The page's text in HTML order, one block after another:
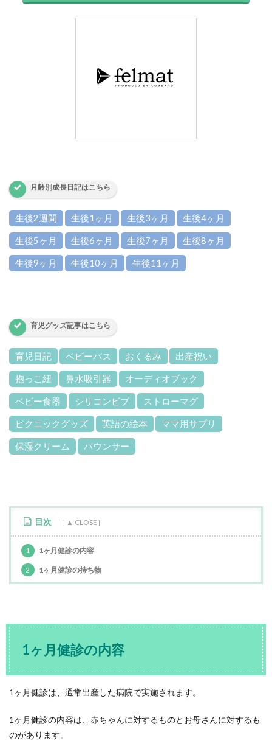
月齢別成長日記はこちら
生後2週間 生後1ヶ月 生後3ヶ月 生後4ヶ月
生後5ヶ月 生後6ヶ月 生後7ヶ月 生後8ヶ月
生後9ヶ月 生後10ヶ月 生後11ヶ月
育児グッズ記事はこちら
育児日記 ベビーバス おくるみ 出産祝い
抱っこ紐 鼻水吸引器 オーディオブック
ベビー食器 シリコンビブ ストローマグ
ピクニックグッズ 英語の絵本 ママ用サプリ
保湿クリーム バウンサー
目次
1 1ヶ月健診の内容
2 1ヶ月健診の持ち物
1ヶ月健診の内容
1ヶ月健診は、通常出産した病院で実施されます。
1ヶ月健診の内容は、赤ちゃんに対するものとお母さんに対するも
のがあります。